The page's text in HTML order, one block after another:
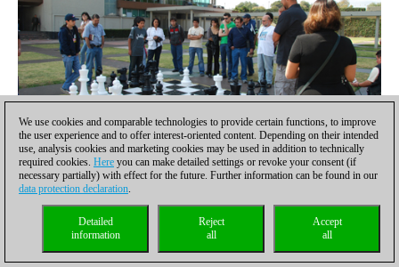
We use cookies and comparable technologies to provide certain functions, to improve
the user experience and to offer interest-oriented content. Depending on their intended
use, analysis cookies and marketing cookies may be used in addition to technically
required cookies. Here you can make detailed settings or revoke your consent (if
necessary partially) with effect for the future. Further information can be found in our
data protection declaration.
Accept
all
Reject
all
Detailed
information